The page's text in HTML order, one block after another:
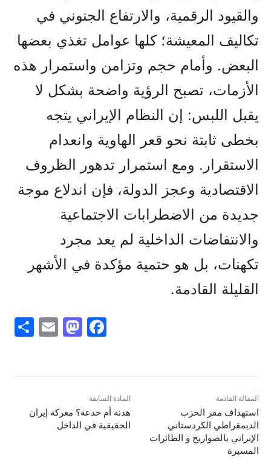
والقيود الرقمية، والارتفاع الجنوني في
تكاليف المعيشة؛ كلها عوامل تغذي بعضها
البعض. وأمام حجم وتزامن واستمرار هذه
الأزمات، تصبح الرؤية واضحة بشكل لا
يقبل اللبس: إن النظام الإيراني يتجه
بخطى ثابتة نحو قعر الهاوية وانعدام
الاستقرار. ومع استمرار تدهور الظروف
الاقتصادية وعجز الدولة، فإن اندلاع موجة
جديدة من الاضطرابات الاجتماعية
والانتفاضات الداخلية لم يعد مجرد
تكهنات، بل هو حتمية مؤكدة في الأشهر
القليلة القادمة.
F
b
o
M
d
o
E
المادة السابقة
هدنة أم خدعة؟ معركة إيران
الحقيقية في الداخل
المقالة القادمة
استهداف مقر الحزب
الديمقراطي الكردستاني
الإيراني بالصواریخ و الطائرات
المسیرة